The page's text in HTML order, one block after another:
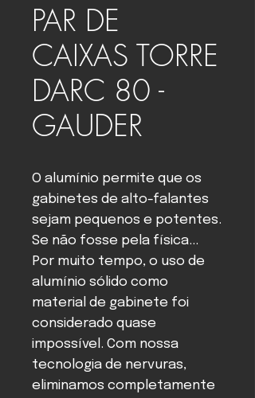
PAR DE
CAIXAS TORRE
DARC 80 -
GAUDER
O alumínio permite que os
gabinetes de alto-falantes
sejam pequenos e potentes.
Se não fosse pela física...
Por muito tempo, o uso de
alumínio sólido como
material de gabinete foi
considerado quase
impossível. Com nossa
tecnologia de nervuras,
eliminamos completamente